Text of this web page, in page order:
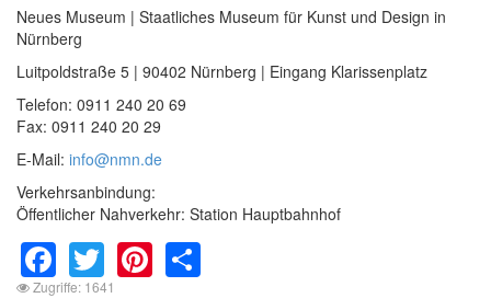
Neues Museum | Staatliches Museum für Kunst und Design in
Nürnberg
Luitpoldstraße 5 | 90402 Nürnberg | Eingang Klarissenplatz
Telefon: 0911 240 20 69
Fax: 0911 240 20 29
E-Mail: info@nmn.de
Verkehrsanbindung:
Öffentlicher Nahverkehr: Station Hauptbahnhof
Facebook
TwitterPinterest
Zugriffe: 1641